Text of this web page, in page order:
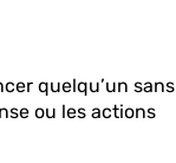
quelqu’un sans
ou les actions